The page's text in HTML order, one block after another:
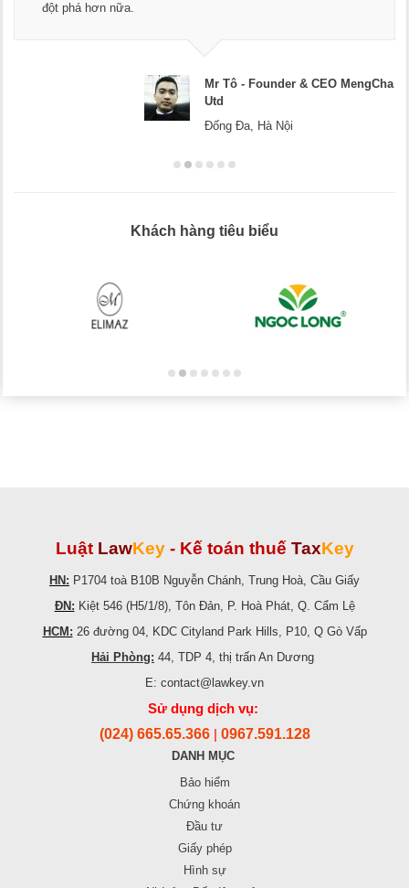
đột phá hơn nữa.
Mr Tô - Founder & CEO MengCha
Utd
Đống Đa, Hà Nội
Khách hàng tiêu biểu
Luật LawKey - Kế toán thuế TaxKey
HN: P1704 toà B10B Nguyễn Chánh, Trung Hoà, Cầu Giấy
ĐN: Kiệt 546 (H5/1/8), Tôn Đản, P. Hoà Phát, Q. Cẩm Lệ
HCM: 26 đường 04, KDC Cityland Park Hills, P10, Q Gò Vấp
Hải Phòng: 44, TDP 4, thị trấn An Dương
E: contact@lawkey.vn
Sử dụng dịch vụ:
(024) 665.65.366 0967.591.128
DANH MỤC
Bảo hiểm
Chứng khoán
Đầu tư
Giấy phép
Hình sự